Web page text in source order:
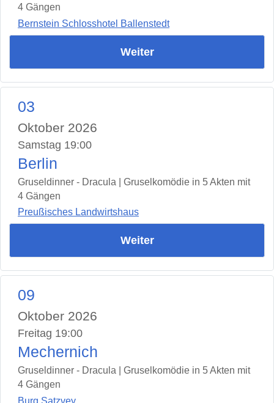
4 Gängen
Bernstein Schlosshotel Ballenstedt
Weiter
03
Oktober 2026
Samstag 19:00
Berlin
Gruseldinner - Dracula | Gruselkomödie in 5 Akten mit
4 Gängen
Preußisches Landwirtshaus
Weiter
09
Oktober 2026
Freitag 19:00
Mechernich
Gruseldinner - Dracula | Gruselkomödie in 5 Akten mit
4 Gängen
Burg Satzvey